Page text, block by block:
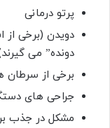
پرتو درمانی
دویدن (برخی
دونده” می
برخی از سرطان
جراحی های
مشکل در جذب